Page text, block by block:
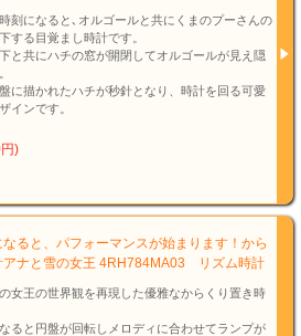
刻になると､オルゴールと共にくまのプーさんの
する目覚まし時計です。
と共にハチの窓が開閉してオルゴールが見え隠
に描かれたハチが秒針となり、時計を回る可愛
インです。
)
ると、パフォーマンスが始まります！から
アナと雪の女王 4RH784MA03 リズム時計
女王の世界観を再現した優雅なからくり置き時
ると円盤が回転しメロディに合わせてランプが